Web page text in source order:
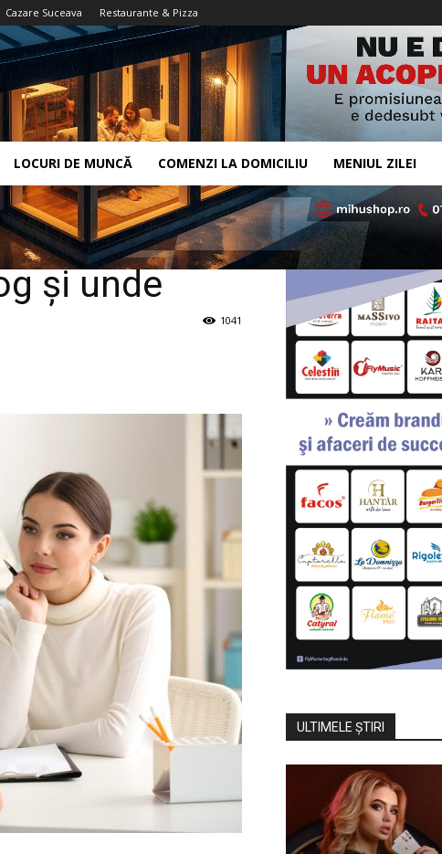
Cazare Suceava Restaurante & Pizza
LOCURI DE MUNCĂ COMENZI LA DOMICILIU MENIUL ZILEI
şi unde
1041
ULTIMELE ŞTIRI